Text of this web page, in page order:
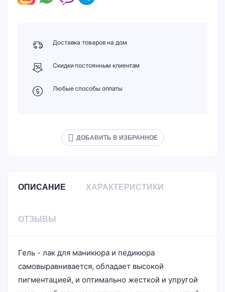
Доставка товаров на дом
Скидки постоянным клиентам
Любые способы оплаты
ДОБАВИТЬ В ИЗБРАННОЕ
ОПИСАНИЕ ХАРАКТЕРИСТИКИ
ОТЗЫВЫ
Гель - лак для маникюра и педикюра
самовыравнивается, обладает высокой
пигментацией, и оптимально жесткой и упругой